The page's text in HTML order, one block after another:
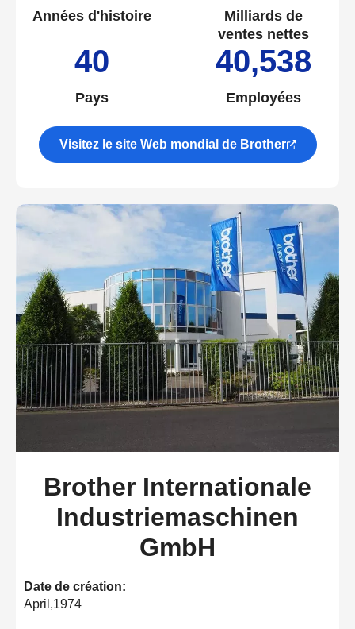
Années d'histoire
Milliards de
ventes nettes
40
Pays
40,538
Employées
Visitez le site Web mondial de Brother
Brother Internationale
Industriemaschinen
GmbH
Date de création:
April,1974